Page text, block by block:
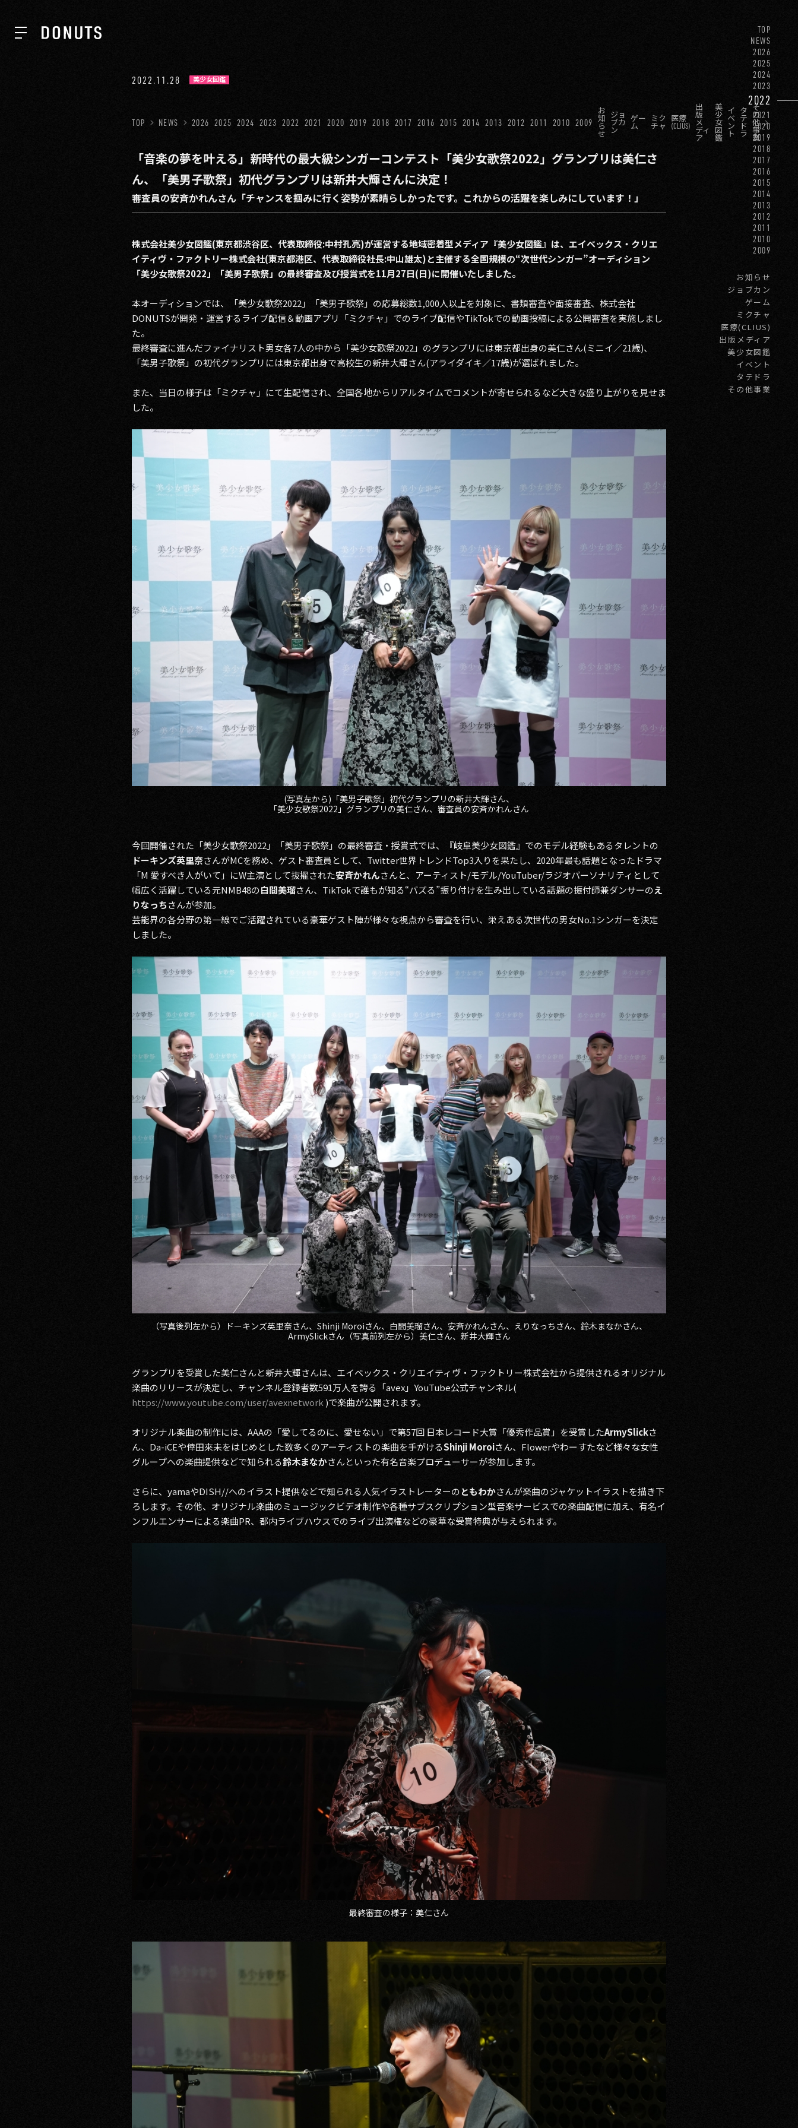
ABOUT
SERVICES
GROUP
RECRUIT
CONTACT
PRIVACY POLICY
TOP
NEWS
2026
2025
2024
2023
2022
2021
2020
2019
2018
2017
2016
2015
2014
2013
2012
2011
2010
2009
お知らせ
ジョブカン
ゲーム
ミクチャ
医療(CLIUS)
出版メディア
美少女図鑑
イベント
タテドラ
その他事業
2022.11.28 美少女図鑑
TOP NEWS 2026 2025 2024 2023 2022 2021 2020 2019 2018 2017 2016 2015 2014 2013 2012 2011 2010 2009
お
知
ら
せ
ジョ
ブカ
ン
ゲー
ム
ミク
チャ
医療
(CLIUS)
出
版
メ
ディ
ア
美
少
女
図
鑑
イ
ベ
ン
ト
タ
テ
ド
ラ
そ
の
他
事
業
「音楽の夢を叶える」新時代の最大級シンガーコンテスト「美少女歌祭2022」グランプリは美仁さ
ん、「美男子歌祭」初代グランプリは新井大輝さんに決定！
審査員の安斉かれんさん「チャンスを掴みに行く姿勢が素晴らしかったです。これからの活躍を楽しみにしています！」
株式会社美少女図鑑(東京都渋谷区、代表取締役:中村孔亮)が運営する地域密着型メディア『美少女図鑑』は、エイベックス・クリエ
イティヴ・ファクトリー株式会社(東京都港区、代表取締役社長:中山雄太)と主催する全国規模の“次世代シンガー”オーディション
「美少女歌祭2022」「美男子歌祭」の最終審査及び授賞式を11月27日(日)に開催いたしました。
本オーディションでは、「美少女歌祭2022」「美男子歌祭」の応募総数1,000人以上を対象に、書類審査や面接審査、株式会社
DONUTSが開発・運営するライブ配信＆動画アプリ「ミクチャ」でのライブ配信やTikTokでの動画投稿による公開審査を実施しまし
た。
最終審査に進んだファイナリスト男女各7人の中から「美少女歌祭2022」のグランプリには東京都出身の美仁さん(ミニイ／21歳)、
「美男子歌祭」の初代グランプリには東京都出身で高校生の新井大輝さん(アライダイキ／17歳)が選ばれました。
また、当日の様子は「ミクチャ」にて生配信され、全国各地からリアルタイムでコメントが寄せられるなど大きな盛り上がりを見せま
した。
(写真左から)「美男子歌祭」初代グランプリの新井大輝さん、
「美少女歌祭2022」グランプリの美仁さん、審査員の安斉かれんさん
今回開催された「美少女歌祭2022」「美男子歌祭」の最終審査・授賞式では、『岐阜美少女図鑑』でのモデル経験もあるタレントの
ドーキンズ英里奈さんがMCを務め、ゲスト審査員として、Twitter世界トレンドTop3入りを果たし、2020年最も話題となったドラマ
「M 愛すべき人がいて」にW主演として抜擢された安斉かれんさんと、アーティスト/モデル/YouTuber/ラジオパーソナリティとして
幅広く活躍している元NMB48の白間美瑠さん、TikTokで誰もが知る“バズる”振り付けを生み出している話題の振付師兼ダンサーのえ
りなっちさんが参加。
芸能界の各分野の第一線でご活躍されている豪華ゲスト陣が様々な視点から審査を行い、栄えある次世代の男女No.1シンガーを決定
しました。
（写真後列左から）ドーキンズ英里奈さん、Shinji Moroiさん、白間美瑠さん、安斉かれんさん、えりなっちさん、鈴木まなかさん、
ArmySlickさん（写真前列左から）美仁さん、新井大輝さん
グランプリを受賞した美仁さんと新井大輝さんは、エイベックス・クリエイティヴ・ファクトリー株式会社から提供されるオリジナル
楽曲のリリースが決定し、チャンネル登録者数591万人を誇る「avex」YouTube公式チャンネル(
https://www.youtube.com/user/avexnetwork )で楽曲が公開されます。
オリジナル楽曲の制作には、AAAの「愛してるのに、愛せない」で第57回 日本レコード大賞「優秀作品賞」を受賞したArmySlickさ
ん、Da-iCEや倖田來未をはじめとした数多くのアーティストの楽曲を手がけるShinji Moroiさん、Flowerやわーすたなど様々な女性
グループへの楽曲提供などで知られる鈴木まなかさんといった有名音楽プロデューサーが参加します。
さらに、yamaやDISH//へのイラスト提供などで知られる人気イラストレーターのともわかさんが楽曲のジャケットイラストを描き下
ろします。その他、オリジナル楽曲のミュージックビデオ制作や各種サブスクリプション型音楽サービスでの楽曲配信に加え、有名イ
ンフルエンサーによる楽曲PR、都内ライブハウスでのライブ出演権などの豪華な受賞特典が与えられます。
最終審査の様子：美仁さん